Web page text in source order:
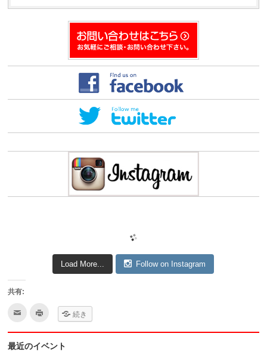
ウ
Load More... Follow on Instagram
共有:
ク
し
て
ク
て
続き
最近のイベント